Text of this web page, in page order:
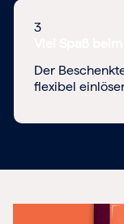
3
Der
flexibel